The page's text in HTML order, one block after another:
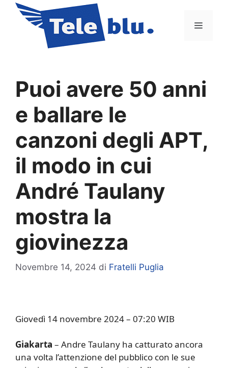
contenuto
Menu
Puoi avere 50 anni
e ballare le
canzoni degli APT,
il modo in cui
André Taulany
mostra la
giovinezza
Novembre 14, 2024 di Fratelli Puglia
Giovedì 14 novembre 2024 – 07:20 WIB
Giakarta – Andre Taulany ha catturato ancora
una volta l’attenzione del pubblico con le sue